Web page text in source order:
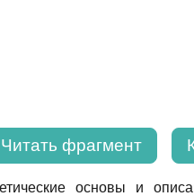
Читать фрагмент
основы и